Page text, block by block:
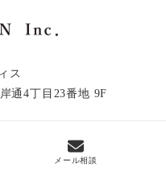
ス
通4丁目23番地 9F
Inc.メール相談